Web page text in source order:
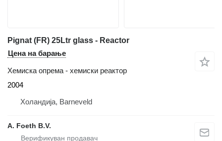
Pignat (FR) 25Ltr glass - Reactor
Цена на барање
Хемиска опрема - хемиски реактор
2004
Холандија, Barneveld
A. Foeth B.V.